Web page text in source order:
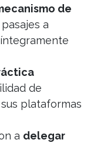
de
a
de
plataformas
a delegar